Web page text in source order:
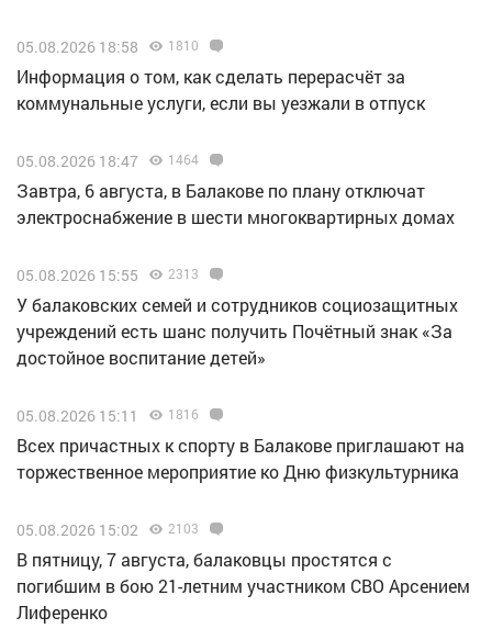
05.08.2026 18:58 1810
Информация о том, как сделать перерасчёт за
коммунальные услуги, если вы уезжали в отпуск
05.08.2026 18:47 1464
Завтра, 6 августа, в Балакове по плану отключат
электроснабжение в шести многоквартирных домах
05.08.2026 15:55 2313
У балаковских семей и сотрудников социозащитных
учреждений есть шанс получить Почётный знак «За
достойное воспитание детей»
05.08.2026 15:11 1816
Всех причастных к спорту в Балакове приглашают на
торжественное мероприятие ко Дню физкультурника
05.08.2026 15:02 2103
В пятницу, 7 августа, балаковцы простятся с
погибшим в бою 21-летним участником СВО Арсением
Лиференко